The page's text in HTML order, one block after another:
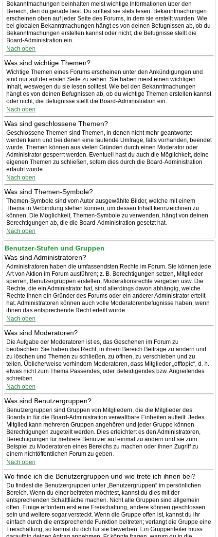
Bekanntmachungen beinhalten meist wichtige Informationen über den
Bereich, den du gerade liest. Du solltest sie stets lesen. Bekanntmachungen
erscheinen oben auf jeder Seite des Forums, in dem sie erstellt wurden. Wie
bei globalen Bekanntmachungen hängt es von deinen Befugnissen ab, ob du
Bekanntmachungen erstellen kannst oder nicht; die Befugnisse stellt die
Board-Administration ein.
Nach oben
Was sind wichtige Themen?
Wichtige Themen eines Forums erscheinen unter den Ankündigungen und
sind nur auf der ersten Seite zu sehen. Sie haben meist einen wichtigen
Inhalt, weswegen du sie lesen solltest. Wie bei den Bekanntmachungen
hängt es von deinen Befugnissen ab, ob du wichtige Themen erstellen kannst
oder nicht; die Befugnisse stellt die Board-Administration ein.
Nach oben
Was sind geschlossene Themen?
Geschlossene Themen sind Themen, in denen nicht mehr geantwortet
werden kann und bei denen eine laufende Umfrage, falls vorhanden, beendet
wurde. Themen können aus vielen Gründen durch einen Moderator oder
Administrator gesperrt werden. Eventuell hast du auch die Möglichkeit, deine
eigenen Themen zu schließen, sofern dies durch die Board-Administration
erlaubt wurde.
Nach oben
Was sind Themen-Symbole?
Themen-Symbole sind vom Autor ausgewählte Bilder, welche mit einem
Thema in Verbindung stehen können, um dessen Inhalt kennzeichnen zu
können. Die Möglichkeit, Themen-Symbole zu verwenden, hängt von deinen
Berechtigungen ab, die die Board-Administration gesetzt hat.
Nach oben
Benutzer-Stufen und Gruppen
Was sind Administratoren?
Administratoren haben die umfassendsten Rechte im Forum. Sie können jede
Art von Aktion im Forum ausführen; z. B. Berechtigungen setzen, Mitglieder
sperren, Benutzergruppen erstellen, Moderationsrechte vergeben usw. Die
Rechte, die ein Administrator hat, sind allerdings davon abhängig, welche
Rechte ihnen ein Gründer des Forums oder ein anderer Administrator erteilt
hat. Administratoren können auch volle Moderatorenbefugnisse haben, wenn
ihnen das entsprechende Recht erteilt wurde.
Nach oben
Was sind Moderatoren?
Die Aufgabe der Moderatoren ist es, das Geschehen im Forum zu
beobachten. Sie haben das Recht, in ihrem Bereich Beiträge zu ändern und
zu löschen und Themen zu schließen, zu öffnen, zu verschieben und zu
teilen. Üblicherweise verhindern Moderatoren, dass Mitglieder „offtopic“, d. h.
etwas nicht zum Thema Passendes, oder Beleidigendes bzw. Angreifendes
schreiben.
Nach oben
Was sind Benutzergruppen?
Benutzergruppen sind Gruppen von Mitgliedern, die die Mitglieder des
Boards in für die Board-Administration verwaltbare Einheiten aufteilt. Jedes
Mitglied kann mehreren Gruppen angehören und jeder Gruppe können
Berechtigungen zugeteilt werden. Dies erleichtert es den Administratoren,
Berechtigungen für mehrere Benutzer auf einmal zu ändern und sie zum
Beispiel zu Moderatoren eines Bereichs zu machen oder ihnen Zugriff zu
einem nichtöffentlichen Forum zu geben.
Nach oben
Wo finde ich die Benutzergruppen und wie trete ich ihnen bei?
Du findest die Benutzergruppen unter „Benutzergruppen“ im persönlichen
Bereich. Wenn du einer beitreten möchtest, kannst du dies mit der
entsprechenden Schaltfläche machen. Nicht alle Gruppen sind allgemein
offen. Einige erfordern erst eine Freischaltung, andere können geschlossen
sein und weitere sogar versteckt. Wenn die Gruppe offen ist, kannst du ihr
einfach durch die entsprechende Funktion beitreten; verlangt die Gruppe eine
Freischaltung, so kannst du dich für sie bewerben. Ein Gruppenleiter muss